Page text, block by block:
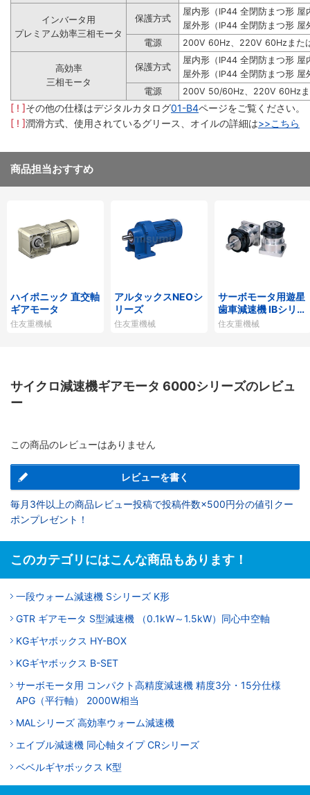
インバータ用
プレミアム効率三相モータ
保護方式
屋内形（IP44 全閉防まつ形 屋
屋外形（IP44 全閉防まつ形 屋
電源
200V 60Hz、220V 60Hzまた
高効率
三相モータ
保護方式
屋内形（IP44 全閉防まつ形 屋
屋外形（IP44 全閉防まつ形 屋
電源
200V 50/60Hz、220V 60Hz
[ ! ]その他の仕様はデジタルカタログ01-B4ページをご覧ください。
[ ! ]潤滑方式、使用されているグリース、オイルの詳細は>>こちら
商品担当おすすめ
ハイポニック 直交軸
ギアモータ
住友重機械
アルタックスNEOシ
リーズ
住友重機械
サーボモータ用遊星
歯車減速機 IBシリー
ズP1タイプ
住友重機械
サイクロ減速機ギアモータ 6000シリーズのレビュ
ー
この商品のレビューはありません
レビューを書く
毎月3件以上の商品レビュー投稿で投稿件数×500円分の値引クー
ポンプレゼント！
このカテゴリにはこんな商品もあります！
一段ウォーム減速機 Sシリーズ K形
GTR ギアモータ S型減速機 （0.1kW～1.5kW）同心中空軸
KGギヤボックス HY-BOX
KGギヤボックス B-SET
サーボモータ用 コンパクト高精度減速機 精度3分・15分仕様
APG（平行軸） 2000W相当
MALシリーズ 高効率ウォーム減速機
エイブル減速機 同心軸タイプ CRシリーズ
ベベルギヤボックス K型